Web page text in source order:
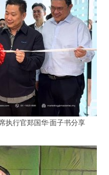
执行官郑国华·面子书分享